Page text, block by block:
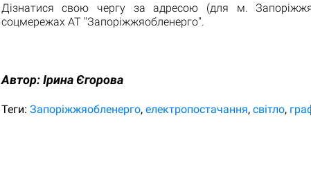
Дізнатися свою чергу за адресою (для м.
соцмережах АТ "Запоріжжяобленерго".
Автор:Ірина Єгорова
Теги: Запоріжжяобленерго електропостачання світло